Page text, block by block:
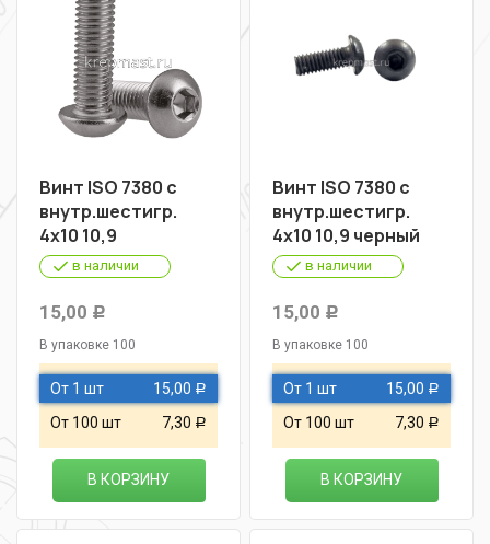
Винт ISO 7380 с
внутр.шестигр.
4х10 10,9
в наличии
15,00 Р
В упаковке 100
От 1 шт 15,00 Р
От 100 шт 7,30 Р
В КОРЗИНУ
Винт ISO 7380 с
внутр.шестигр.
4х10 10,9 черный
в наличии
15,00 Р
В упаковке 100
От 1 шт 15,00 Р
От 100 шт 7,30 Р
В КОРЗИНУ